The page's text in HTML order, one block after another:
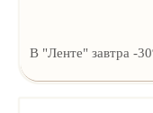
В "Ленте" завтра -